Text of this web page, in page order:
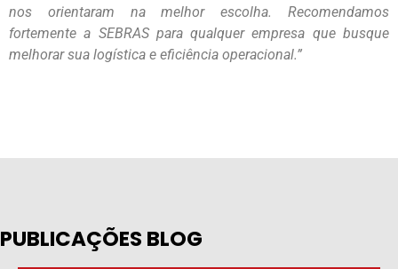
nos orientaram na melhor escolha. Recomendamos
fortemente a SEBRAS para qualquer empresa que busque
melhorar sua logística e eficiência operacional.”
PUBLICAÇÕES BLOG